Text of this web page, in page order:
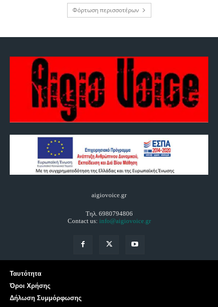
Φόρτωση περισσοτέρων
aigiovoice.gr
Τηλ. 6980794806
Contact us: info@aigiovoice.gr
Ταυτότητα
Όροι Χρήσης
Δήλωση Συμμόρφωσης